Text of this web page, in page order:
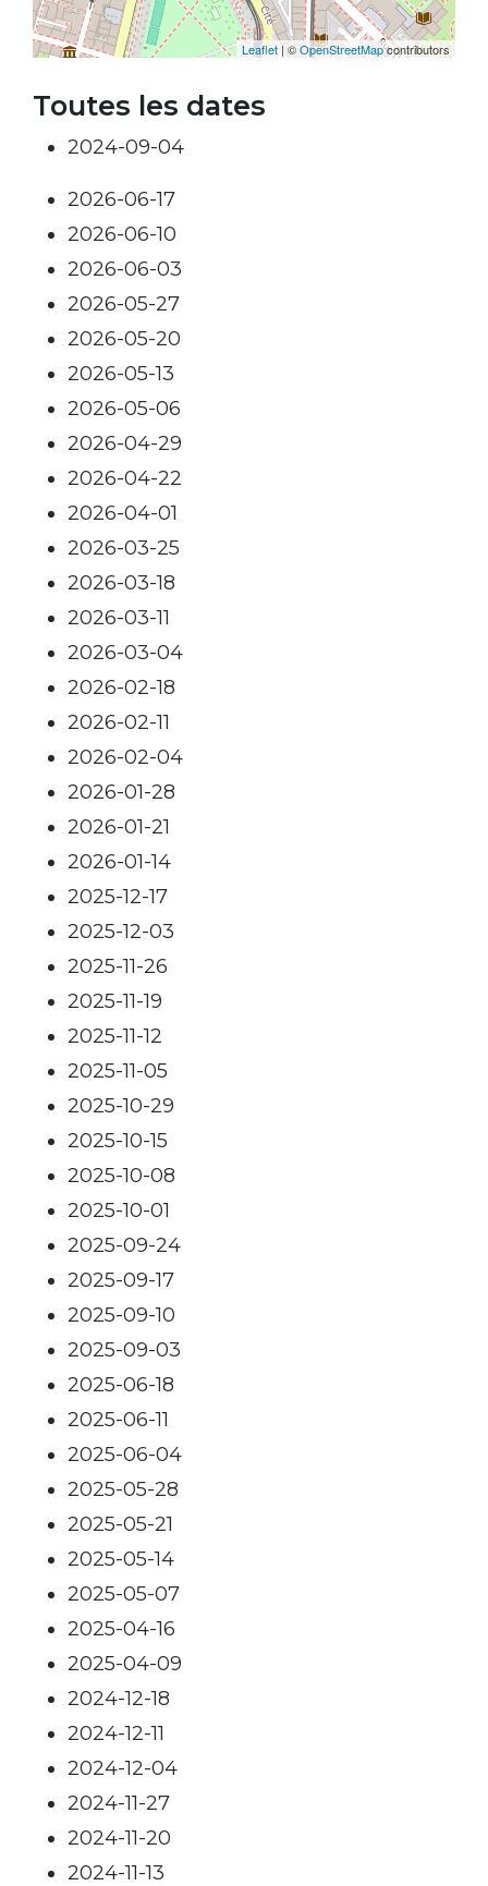
Leaflet| ©OpenStreetMapcontributors
Toutes les dates
2024-09-04
2026-06-17
2026-06-10
2026-06-03
2026-05-27
2026-05-20
2026-05-13
2026-05-06
2026-04-29
2026-04-22
2026-04-01
2026-03-25
2026-03-18
2026-03-11
2026-03-04
2026-02-18
2026-02-11
2026-02-04
2026-01-28
2026-01-21
2026-01-14
2025-12-17
2025-12-03
2025-11-26
2025-11-19
2025-11-12
2025-11-05
2025-10-29
2025-10-15
2025-10-08
2025-10-01
2025-09-24
2025-09-17
2025-09-10
2025-09-03
2025-06-18
2025-06-11
2025-06-04
2025-05-28
2025-05-21
2025-05-14
2025-05-07
2025-04-16
2025-04-09
2024-12-18
2024-12-11
2024-12-04
2024-11-27
2024-11-20
2024-11-13